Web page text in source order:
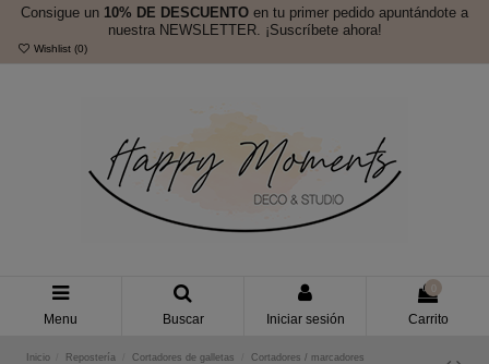
Consigue un 10% DE DESCUENTO en tu primer pedido apuntándote a
nuestra NEWSLETTER. ¡Suscríbete ahora!
Wishlist (0)
Menu Buscar Iniciar sesión Carrito
Inicio Repostería Cortadores de galletas
Cortadores / marcadores